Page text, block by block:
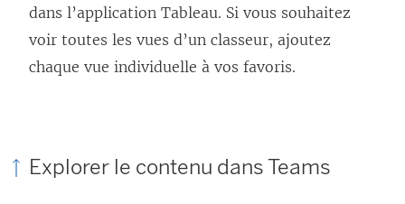
l
l
e
ê
dans l’application Tableau. Si vous souhaitez
voir toutes les vues d’un classeur, ajoutez
chaque vue individuelle à vos favoris.
Explorer le contenu dans Teams